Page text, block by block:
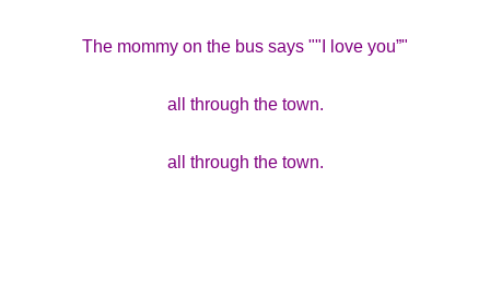
The mommy on the bus says ""I love you”"
all through the town.
all through the town.